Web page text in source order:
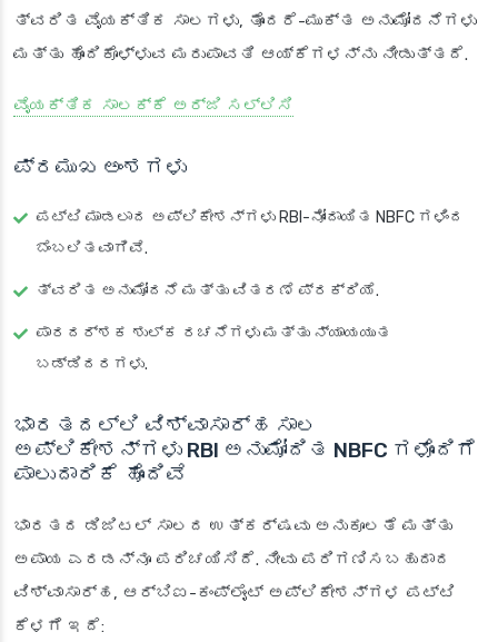
ತ್ವರಿತ ವೈಯಕ್ತಿಕ ಸಾಲಗಳು, ತೊಂದರೆ-ಮುಕ್ತ ಅನುಮೋದನೆಗಳು
ಮತ್ತು ಹೊಂದಿಕೊಳ್ಳುವ ಮರುಪಾವತಿ ಆಯ್ಕೆಗಳನ್ನು ನೀಡುತ್ತದೆ.
ವೈಯಕ್ತಿಕ ಸಾಲಕ್ಕೆ ಅರ್ಜಿ ಸಲ್ಲಿಸಿ
ಪ್ರಮುಖ ಅಂಶಗಳು
ಪಟ್ಟಿ ಮಾಡಲಾದ ಅಪ್ಲಿಕೇಶನ್‌ಗಳು RBI-ನೋಂದಾಯಿತ NBFC ಗಳಿಂದ
ಬೆಂಬಲಿತವಾಗಿವೆ.
ತ್ವರಿತ ಅನುಮೋದನೆ ಮತ್ತು ವಿತರಣೆ ಪ್ರಕ್ರಿಯೆ.
ಪಾರದರ್ಶಕ ಶುಲ್ಕ ರಚನೆಗಳು ಮತ್ತು ನ್ಯಾಯಯುತ
ಬಡ್ಡಿದರಗಳು.
ಭಾರತದಲ್ಲಿ ವಿಶ್ವಾಸಾರ್ಹ ಸಾಲ
ಅಪ್ಲಿಕೇಶನ್‌ಗಳು RBI ಅನುಮೋದಿತ NBFC ಗಳೊಂದಿಗೆ
ಪಾಲುದಾರಿಕೆ ಹೊಂದಿವೆ
ಭಾರತದ ಡಿಜಿಟಲ್ ಸಾಲದ ಉತ್ಕರ್ಷವು ಅನುಕೂಲತೆ ಮತ್ತು
ಅಪಾಯ ಎರಡನ್ನೂ ಪರಿಚಯಿಸಿದೆ. ನೀವು ಪರಿಗಣಿಸಬಹುದಾದ
ವಿಶ್ವಾಸಾರ್ಹ, ಆರ್‌ಬಿಐ-ಕಂಪ್ಲೈಂಟ್ ಅಪ್ಲಿಕೇಶನ್‌ಗಳ ಪಟ್ಟಿ
ಕೆಳಗೆ ಇದೆ: